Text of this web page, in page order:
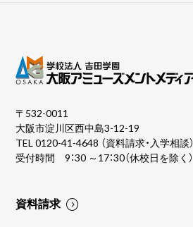
〒532-0011
大阪市淀川区西中島3-12-19
TEL0120-41-4648 （資料請求・入学相談）
受付時間 9：30 ～17：30（休校日を除く）
資料請求